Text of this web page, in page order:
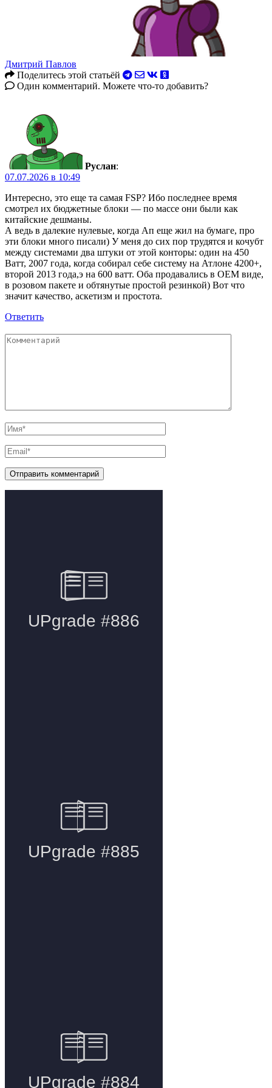
Дмитрий Павлов
Поделитесь этой статьёй
Один комментарий. Можете что-то добавить?
Руслан:
07.07.2026 в 10:49
Интересно, это еще та самая FSP? Ибо последнее время
смотрел их бюджетные блоки — по массе они были как
китайские дешманы.
А ведь в далекие нулевые, когда Ап еще жил на бумаге, про
эти блоки много писали) У меня до сих пор трудятся и кочубт
между системами два штуки от этой конторы: один на 450
Ватт, 2007 года, когда собирал себе систему на Атлоне 4200+,
второй 2013 года,э на 600 ватт. Оба продавались в ОЕМ виде,
в розовом пакете и обтянутые простой резинкой) Вот что
значит качество, аскетизм и простота.
Ответить